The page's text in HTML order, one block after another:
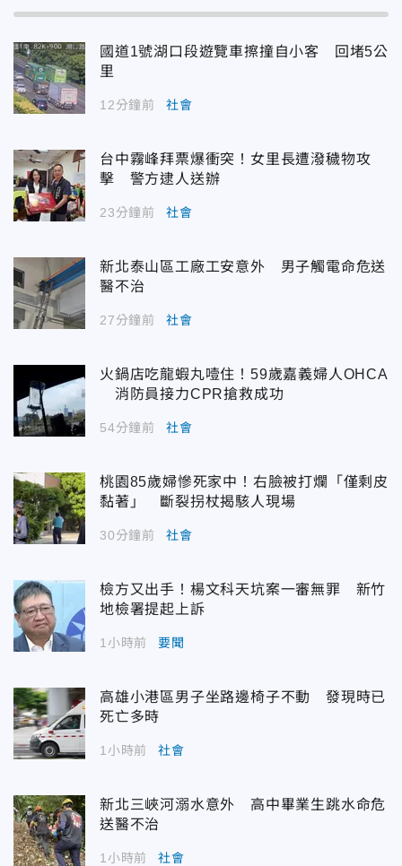
國道1號湖口段遊覽車擦撞自小客 回堵5公
里
12分鐘前 社會
台中霧峰拜票爆衝突！女里長遭潑穢物攻
擊 警方逮人送辦
23分鐘前 社會
新北泰山區工廠工安意外 男子觸電命危送
醫不治
27分鐘前 社會
火鍋店吃龍蝦丸噎住！59歲嘉義婦人OHCA
消防員接力CPR搶救成功
54分鐘前 社會
桃園85歲婦慘死家中！右臉被打爛「僅剩皮
黏著」 斷裂拐杖揭駭人現場
30分鐘前 社會
檢方又出手！楊文科天坑案一審無罪 新竹
地檢署提起上訴
1小時前 要聞
高雄小港區男子坐路邊椅子不動 發現時已
死亡多時
1小時前 社會
新北三峽河溺水意外 高中畢業生跳水命危
送醫不治
1小時前 社會